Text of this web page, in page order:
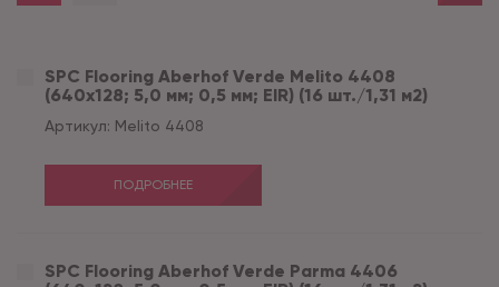
SPC Flooring Aberhof Verde Melito 4408
(640х128; 5,0 мм; 0,5 мм; EIR) (16 шт./1,31 м2)
Артикул: Melito 4408
ПОДРОБНЕЕ
SPC Flooring Aberhof Verde Parma 4406